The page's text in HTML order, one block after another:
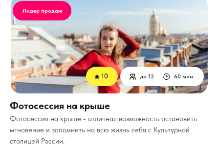
Фотосессия на крыше - отличная возможность остановить
мгновение и запомнить на всю жизнь себя с Культурной
столицей России.
60 мин
до 12
Лидер продаж
Фотосессия на крыше
10